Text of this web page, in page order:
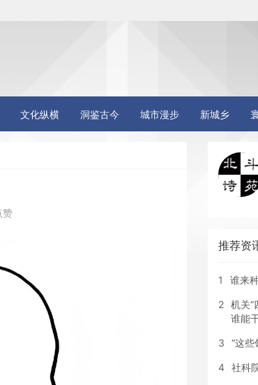
文化纵横 洞鉴古今 城市漫步 新城乡
赞
推荐资
1 谁来
2 机关“
谁能
3 “这些
4 社科